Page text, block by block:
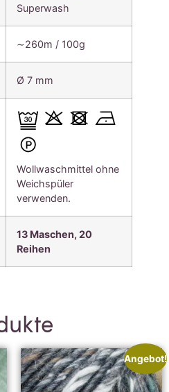
Superwash
∼260m / 100g
Ø 7 mm
Wollwaschmittel ohne
Weichspüler
verwenden.
13 Maschen, 20
Reihen
Angebot!